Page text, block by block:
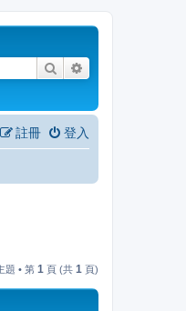
搜尋
登入
註冊
題 • 第 1 頁 (共 1 頁)